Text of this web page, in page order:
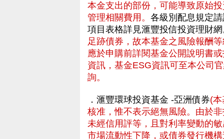
本金支出的部份，可能導致原始
管理相關費用。 各級別配息規定
項目表格詳見滙豐投信投資理財
足跡債券，故本基金之風險報酬
應於申購前詳閱基金公開說明書
資訊，基金ESG資訊可至本公司
詢。
．滙豐環球投資基金 -亞洲債券(
核准，惟不表示絕無風險。由於
未經信用評等，且對利率變動的
市場流動性下降，或債券發行機